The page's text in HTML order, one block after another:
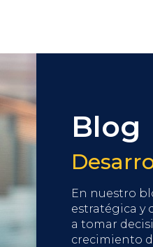
Blog
En nuestro
estratégica y
a tomar
crecimiento